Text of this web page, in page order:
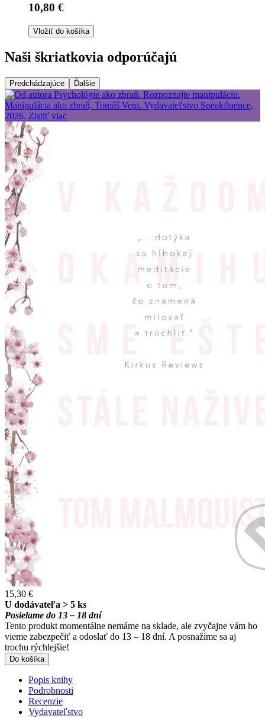
10,80 €
Vložiť do košíka
Naši škriatkovia odporúčajú
Predchádzajúce Ďalšie
15,30 €
U dodávateľa > 5 ks
Posielame do 13 – 18 dní
Tento produkt momentálne nemáme na sklade, ale zvyčajne vám ho
vieme zabezpečiť a odoslať do 13 – 18 dní. A posnažíme sa aj
trochu rýchlejšie!
Do košíka
Popis knihy
Podrobnosti
Recenzie
Vydavateľstvo